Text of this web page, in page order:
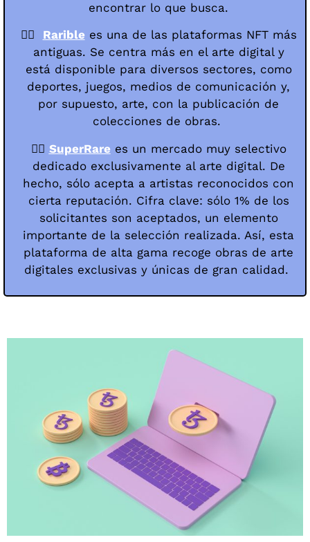
encontrar lo que busca.
👉🏻 Rariblees una de las plataformas NFT más
antiguas. Se centra más en el arte digital y
está disponible para diversos sectores, como
deportes, juegos, medios de comunicación y,
por supuesto, arte, con la publicación de
colecciones de obras.
👉🏻 SuperRarees un mercado muy selectivo
dedicado exclusivamente al arte digital. De
hecho, sólo acepta a artistas reconocidos con
cierta reputación. Cifra clave: sólo 1% de los
solicitantes son aceptados, un elemento
importante de la selección realizada. Así, esta
plataforma de alta gama recoge obras de arte
digitales exclusivas y únicas de gran calidad.